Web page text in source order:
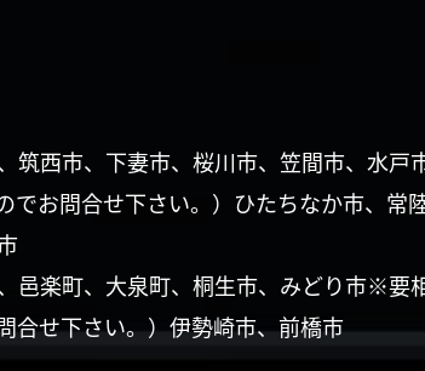
筑西市、下妻市、桜川市、笠間市、水
でお問合せ下さい。）ひたちなか市、常
邑楽町、大泉町、桐生市、みどり市※要
合せ下さい。）伊勢崎市、前橋市